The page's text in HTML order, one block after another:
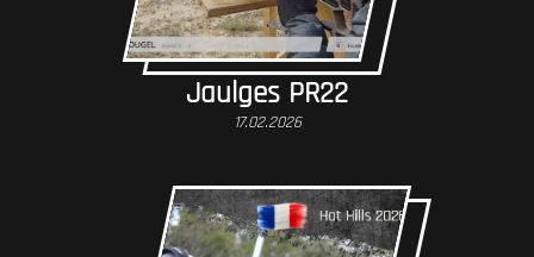
Jaulges PR22
17.02.2026